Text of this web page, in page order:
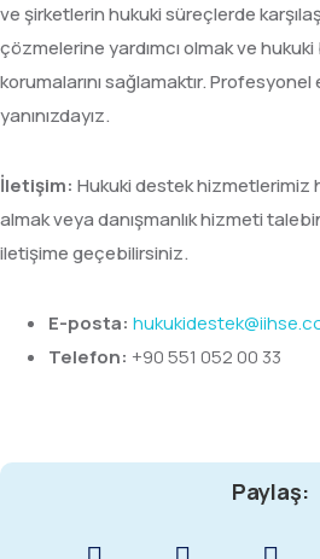
ve şirketlerin hukuki süreçlerde
çözmelerine yardımcı olmak ve hukuki
korumalarını sağlamaktır.
yanınızdayız.
İletişim: Hukuki destek hizmetlerimiz
almak veya danışmanlık hizmeti
iletişime geçebilirsiniz.
E-posta:
Telefon: +90 551 052 00 33
Paylaş: